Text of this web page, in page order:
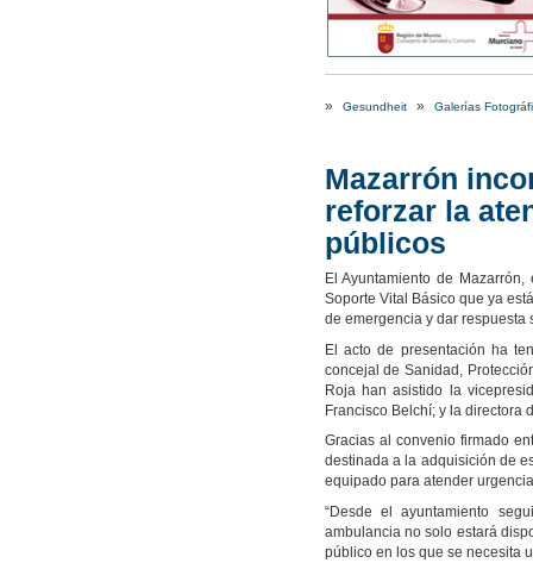
» Gesundheit » Galerías
Mazarrón
reforzar la
públicos
El Ayuntamiento de
Soporte Vital Básico que ya
de emergencia y dar respuesta
El acto de presentación ha
concejal de Sanidad,
Roja han asistido la
Francisco Belchí; y la directora
Gracias al convenio firmado
destinada a la adquisición de
equipado para atender
“Desde el ayuntamiento
ambulancia no solo estará
público en los que se necesita